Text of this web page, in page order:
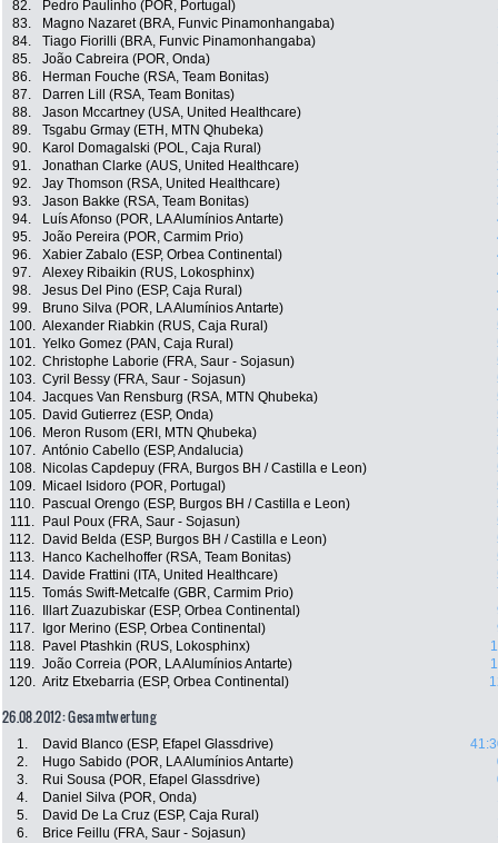
82.
Pedro Paulinho (POR, Portugal)
83.
Magno Nazaret (BRA, Funvic Pinamonhangaba)
84.
Tiago Fiorilli (BRA, Funvic Pinamonhangaba)
85.
João Cabreira (POR, Onda)
86.
Herman Fouche (RSA, Team Bonitas)
87.
Darren Lill (RSA, Team Bonitas)
88.
Jason Mccartney (USA, United Healthcare)
89.
Tsgabu Grmay (ETH, MTN Qhubeka)
90.
Karol Domagalski (POL, Caja Rural)
91.
Jonathan Clarke (AUS, United Healthcare)
92.
Jay Thomson (RSA, United Healthcare)
93.
Jason Bakke (RSA, Team Bonitas)
94.
Luís Afonso (POR, LA Alumínios Antarte)
95.
João Pereira (POR, Carmim Prio)
96.
Xabier Zabalo (ESP, Orbea Continental)
97.
Alexey Ribaikin (RUS, Lokosphinx)
98.
Jesus Del Pino (ESP, Caja Rural)
99.
Bruno Silva (POR, LA Alumínios Antarte)
100. Alexander Riabkin (RUS, Caja Rural)
101. Yelko Gomez (PAN, Caja Rural)
102. Christophe Laborie (FRA, Saur - Sojasun)
103. Cyril Bessy (FRA, Saur - Sojasun)
104. Jacques Van Rensburg (RSA, MTN Qhubeka)
105.
David Gutierrez (ESP, Onda)
106.
Meron Rusom (ERI, MTN Qhubeka)
107. António Cabello (ESP, Andalucia)
108.
Nicolas Capdepuy (FRA, Burgos BH / Castilla e Leon)
109.
Micael Isidoro (POR, Portugal)
110.
Pascual Orengo (ESP, Burgos BH / Castilla e Leon)
111.
Paul Poux (FRA, Saur - Sojasun)
112.
David Belda (ESP, Burgos BH / Castilla e Leon)
113.
Hanco Kachelhoffer (RSA, Team Bonitas)
114.
Davide Frattini (ITA, United Healthcare)
115. Tomás Swift-Metcalfe (GBR, Carmim Prio)
116.
Illart Zuazubiskar (ESP, Orbea Continental)
117.
Igor Merino (ESP, Orbea Continental)
118.
Pavel Ptashkin (RUS, Lokosphinx)
119. João Correia (POR, LA Alumínios Antarte)
120. Aritz Etxebarria (ESP, Orbea Continental)
26.08.2012: Gesamtwertung
1. David Blanco (ESP, Efapel Glassdrive)
2.
Hugo Sabido (POR, LA Alumínios Antarte)
3.
Rui Sousa (POR, Efapel Glassdrive)
4.
Daniel Silva (POR, Onda)
5.
David De La Cruz (ESP, Caja Rural)
6.
Brice Feillu (FRA, Saur - Sojasun)